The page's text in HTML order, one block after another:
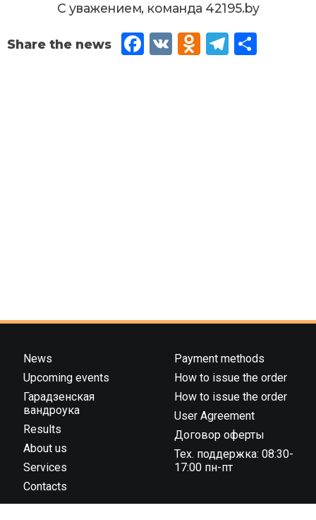
С уважением, команда 42195.by
Fac
VK
Od
Tel
News
Upcoming events
Гарадзенская
вандроука
Results
About us
Services
Contacts
Payment methods
How to issue the order
How to issue the order
User Agreement
Договор оферты
Тех. поддержка: 08:30-
17:00 пн-пт